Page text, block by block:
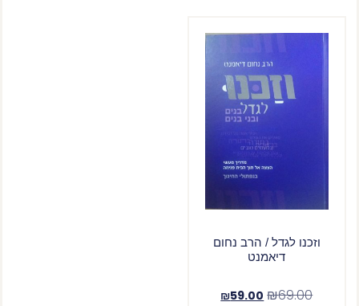
וזכנו לגדל / הרב נחום
דיאמנט
₪69.00
₪59.00